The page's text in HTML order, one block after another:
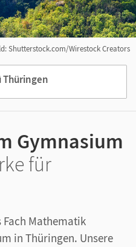
Thüringen
Shutterstock.com/Wirestock Creators
Gymnasium
für
Mathematik
in Thüringen. Unsere